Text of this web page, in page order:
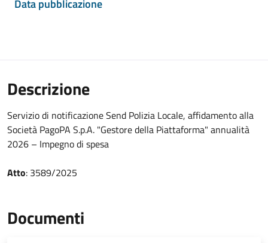
Data pubblicazione
Descrizione
Servizio di notificazione Send Polizia Locale, affidamento alla
Società PagoPA S.p.A. "Gestore della Piattaforma" annualità
2026 – Impegno di spesa
Atto: 3589/2025
Documenti